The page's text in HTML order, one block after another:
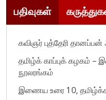
பதிவுகள்
கவிஞர் புத்தேரி தானப்பன்
தமிழ்க் காப்புக் கழகம்
நூலரங்கம்
இணைய உரை 10,